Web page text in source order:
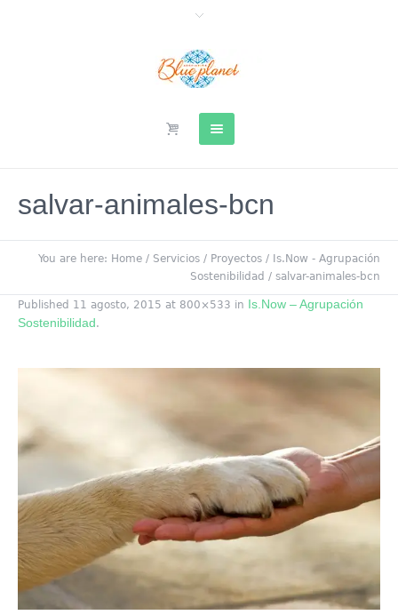
salvar-animales-bcn
You are here: Home / Servicios / Proyectos / Is.Now - Agrupación
Sostenibilidad / salvar-animales-bcn
Published 11 agosto, 2015 at 800×533 in Is.Now – Agrupación
Sostenibilidad.